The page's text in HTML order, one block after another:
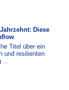
Diese
Titel über ein
und resilienten